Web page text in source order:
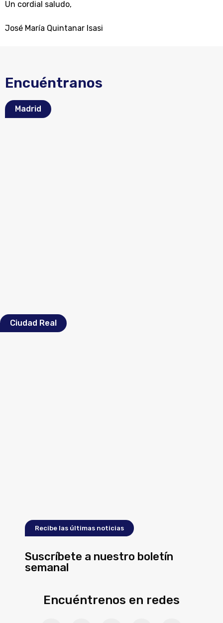
Un cordial saludo,
José María Quintanar Isasi
Encuéntranos
Madrid
Ciudad Real
Recibe las últimas noticias
Suscríbete a nuestro boletín
semanal
Encuéntrenos en redes